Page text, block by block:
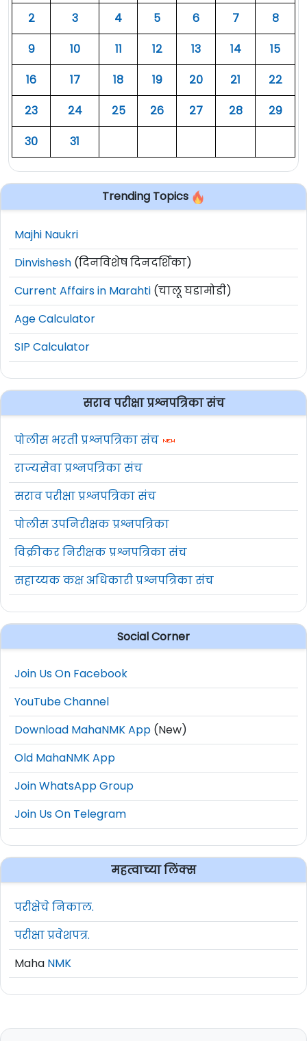
२
३ ४ ५ ६ ७
८
९
१० ११ १२ १३ १४
१५
१६
१७ १८ १९ २० २१
२२
२३
२४ २५ २६ २७ २८
२९
३०
३१
Trending Topics
Majhi Naukri
Dinvishesh (दिनविशेष दिनदर्शिका)
Current Affairs in Marahti (चालू घडामोडी)
Age Calculator
SIP Calculator
सराव परीक्षा प्रश्नपत्रिका संच
पोलीस भरती प्रश्नपत्रिका संच
राज्यसेवा प्रश्नपत्रिका संच
सराव परीक्षा प्रश्नपत्रिका संच
पोलीस उपनिरीक्षक प्रश्नपत्रिका
विक्रीकर निरीक्षक प्रश्नपत्रिका संच
सहाय्यक कक्ष अधिकारी प्रश्नपत्रिका संच
Social Corner
Join Us On Facebook
YouTube Channel
Download MahaNMK App (New)
Old MahaNMK App
Join WhatsApp Group
Join Us On Telegram
महत्वाच्या लिंक्स
परीक्षेचे निकाल.
परीक्षा प्रवेशपत्र.
Maha NMK